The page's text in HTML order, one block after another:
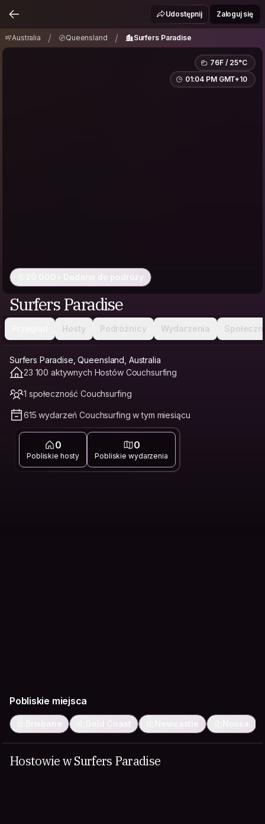
Surfers Paradise
Udostępnij Zaloguj się
Australia / Queensland / Surfers Paradise
76F / 25°C
01:04 PM GMT+10
20 000+ Dodano do podróży
Surfers Paradise
Hosty Podróżnicy Wydarzenia
Surfers Paradise, Queensland, Australia
23 100 aktywnych Hostów Couchsurfing
1 społeczność Couchsurfing
615 wydarzeń Couchsurfing w tym miesiącu
0
Pobliskie hosty
0
Pobliskie wydarzenia
Pobliskie miejsca
Brisbane Gold Coast Newcastle Noosa
Hostowie w Surfers Paradise